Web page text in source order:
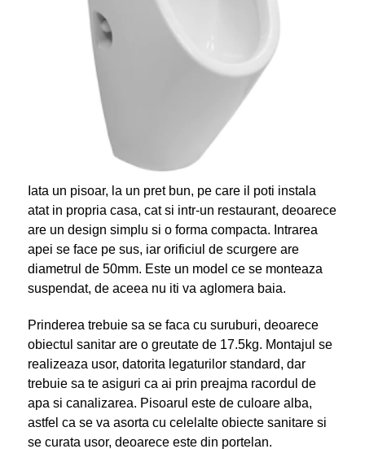
Iata un pisoar, la un pret bun, pe care il poti instala
atat in propria casa, cat si intr-un restaurant, deoarece
are un design simplu si o forma compacta. Intrarea
apei se face pe sus, iar orificiul de scurgere are
diametrul de 50mm. Este un model ce se monteaza
suspendat, de aceea nu iti va aglomera baia.
Prinderea trebuie sa se faca cu suruburi, deoarece
obiectul sanitar are o greutate de 17.5kg. Montajul se
realizeaza usor, datorita legaturilor standard, dar
trebuie sa te asiguri ca ai prin preajma racordul de
apa si canalizarea. Pisoarul este de culoare alba,
astfel ca se va asorta cu celelalte obiecte sanitare si
se curata usor, deoarece este din portelan.